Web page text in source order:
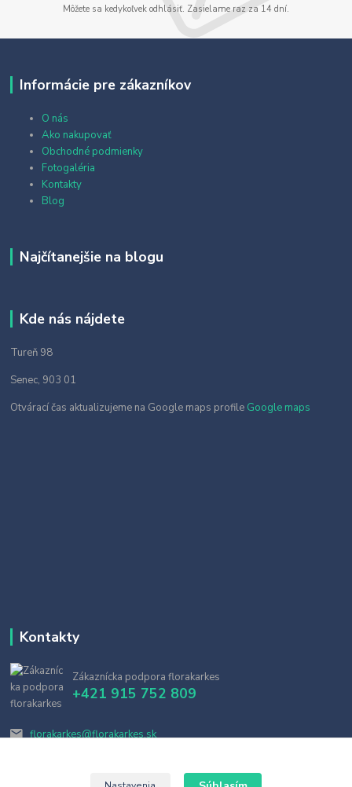
Môžete sa kedykoľvek odhlásiť. Zasielame raz za 14 dní.
Informácie pre zákazníkov
O nás
Ako nakupovať
Obchodné podmienky
Fotogaléria
Kontakty
Blog
Najčítanejšie na blogu
Kde nás nájdete
Tureň 98
Senec, 903 01
Otvárací čas aktualizujeme na Google maps profile Google maps
Kontakty
Zákaznícka podpora florakarkes
+421 915 752 809
florakarkes@florakarkes.sk